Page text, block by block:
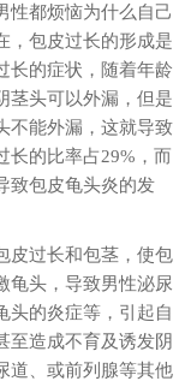
性都烦恼为什么自己
，包皮过长的形成是
长的症状，随着年龄
茎头可以外漏，但是
不能外漏，这就导致
长的比率占29%，而
致包皮龟头炎的发
皮过长和包茎，使包
龟头，导致男性泌尿
头的炎症等，引起自
至造成不育及诱发阴
道、或前列腺等其他